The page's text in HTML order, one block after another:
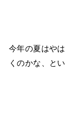
今年の夏はや
くのかな、と